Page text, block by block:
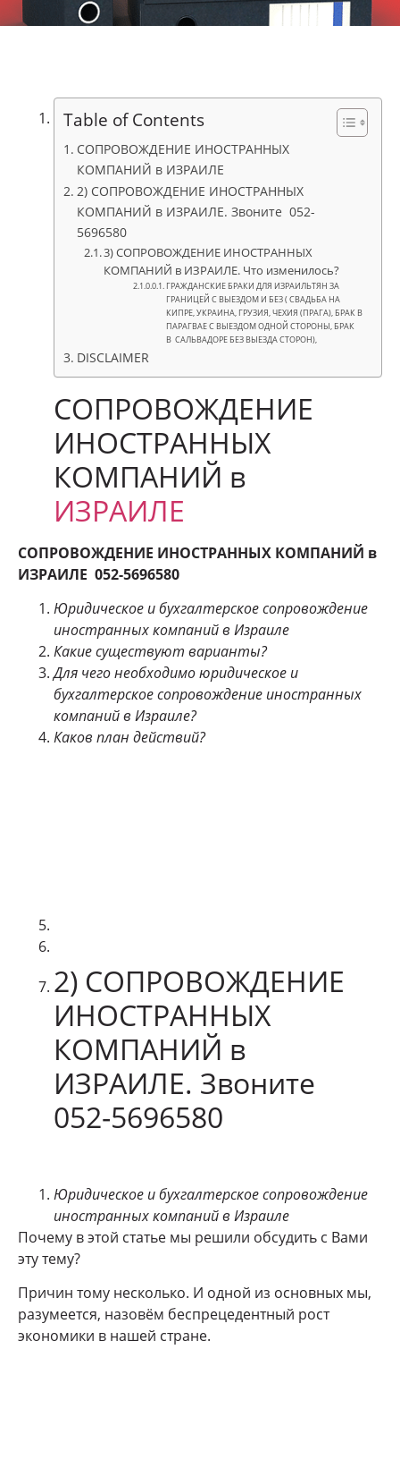
Table of Contents
CОПРОВОЖДЕНИЕ ИНОСТРАННЫХ
КОМПАНИЙ в ИЗРАИЛЕ
2) CОПРОВОЖДЕНИЕ ИНОСТРАННЫХ
КОМПАНИЙ в ИЗРАИЛЕ. Звоните 052-
5696580
3) CОПРОВОЖДЕНИЕ ИНОСТРАННЫХ
КОМПАНИЙ в ИЗРАИЛЕ. Что изменилось?
ГРАЖДАНСКИЕ БРАКИ ДЛЯ ИЗРАИЛЬТЯН ЗА
ГРАНИЦЕЙ С ВЫЕЗДОМ И БЕЗ ( СВАДЬБА НА
КИПРЕ, УКРАИНА, ГРУЗИЯ, ЧЕХИЯ (ПРАГА), БРАК В
ПАРАГВАЕ С ВЫЕЗДОМ ОДНОЙ СТОРОНЫ, БРАК
В САЛЬВАДОРЕ БЕЗ ВЫЕЗДА СТОРОН),
DISCLAIMER
CОПРОВОЖДЕНИЕ
ИНОСТРАННЫХ
КОМПАНИЙ в
ИЗРАИЛЕ
CОПРОВОЖДЕНИЕ ИНОСТРАННЫХ КОМПАНИЙ в
ИЗРАИЛЕ 052-5696580
Юридическое и бухгалтерское сопровождение
иностранных компаний в Израиле
Какие существуют варианты?
Для чего необходимо юридическое и
бухгалтерское сопровождение иностранных
компаний в Израиле?
Каков план действий?
2) CОПРОВОЖДЕНИЕ
ИНОСТРАННЫХ
КОМПАНИЙ в
ИЗРАИЛЕ. Звоните
052-5696580
Юридическое и бухгалтерское сопровождение
иностранных компаний в Израиле
Почему в этой статье мы решили обсудить с Вами
эту тему?
Причин тому несколько. И одной из основных мы,
разумеется, назовём беспрецедентный рост
экономики в нашей стране.